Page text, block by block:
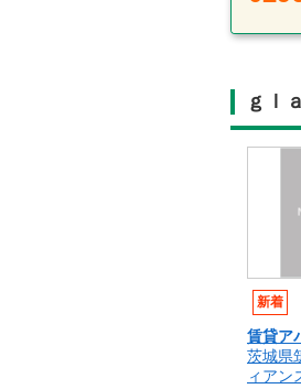
ｇｌ
新着
賃貸ア
茨城県
ィアン